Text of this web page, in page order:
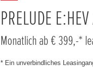
PRELUDE
Monatlich ab € 399,-*
* Ein unverbindliches